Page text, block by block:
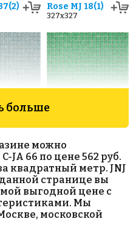
Rose MJ 18(1)
327x327
м²
7321 руб./м²
Rose SJ 26(2)
327x327
больше
можно
JA 66 по цене 562 руб.
квадратный метр. JNJ
данной странице вы
выгодной цене с
Мы
московской